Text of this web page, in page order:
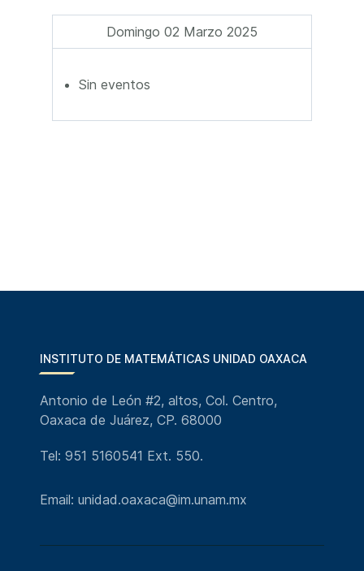
Domingo 02 Marzo 2025
Sin eventos
INSTITUTO DE MATEMÁTICAS UNIDAD OAXACA
Antonio de León #2, altos, Col. Centro,
Oaxaca de Juárez, CP. 68000
Tel: 951 5160541 Ext. 550.
Email: unidad.oaxaca@im.unam.mx